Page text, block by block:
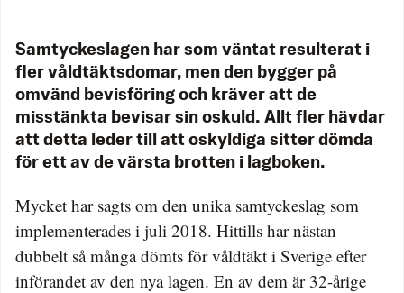
Samtyckeslagen har som väntat resulterat i
fler våldtäktsdomar, men den bygger på
omvänd bevisföring och kräver att de
misstänkta bevisar sin oskuld. Allt fler hävdar
att detta leder till att oskyldiga sitter dömda
för ett av de värsta brotten i lagboken.
Mycket har sagts om den unika samtyckeslag som
implementerades i juli 2018. Hittills har nästan
dubbelt så många dömts för våldtäkt i Sverige efter
införandet av den nya lagen. En av dem är 32-årige